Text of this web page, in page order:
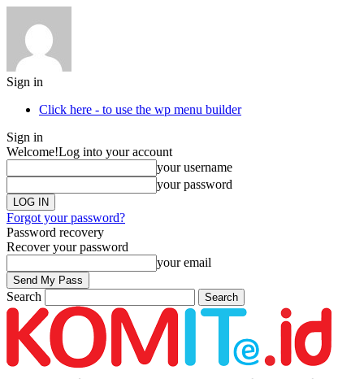
Sign in
Click here - to use the wp menu builder
Sign in
Welcome!Log into your account
your username
your password
Forgot your password?
Password recovery
Recover your password
your email
Search